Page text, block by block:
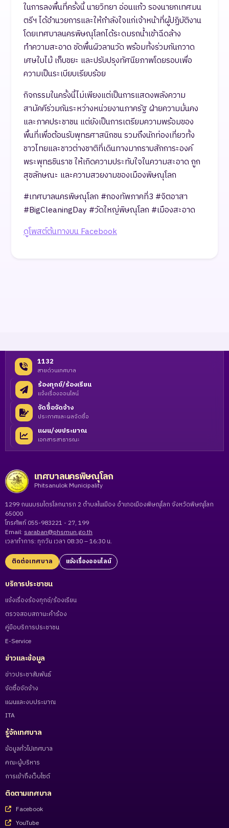
ในการลงพื้นที่ครั้งนี้ นายวิทยา อ่อนแก้ว รองนายกเทศมน
ตรีฯ ได้อำนวยการและให้กำลังใจแก่เจ้าหน้าที่ผู้ปฏิบัติงาน
โดยเทศบาลนครพิษณุโลกได้ระดมรถน้ำเข้าฉีดล้าง
ทำความสะอาด ขัดพื้นผิวลานวัด พร้อมทั้งร่วมกันกวาด
เศษใบไม้ เก็บขยะ และปรับปรุงทัศนียภาพโดยรอบเพื่อ
ความเป็นระเบียบเรียบร้อย
กิจกรรมในครั้งนี้ไม่เพียงแต่เป็นการแสดงพลังความ
สามัคคีร่วมกันระหว่างหน่วยงานภาครัฐ ฝ่ายความมั่นคง
และภาคประชาชน แต่ยังเป็นการเตรียมความพร้อมของ
พื้นที่เพื่อต้อนรับพุทธศาสนิกชน รวมถึงนักท่องเที่ยวทั้ง
ชาวไทยและชาวต่างชาติที่เดินทางมากราบสักการะองค์
พระพุทธชินราช ให้เกิดความประทับใจในความสะอาด ถูก
สุขลักษณะ และความสวยงามของเมืองพิษณุโลก
#เทศบาลนครพิษณุโลก #กองทัพภาคที่3 #จิตอาสา
#BigCleaningDay #วัดใหญ่พิษณุโลก #เมืองสะอาด
ดูโพสต์ต้นทางบน Facebook
1132
สายด่วนเทศบาล
ร้องทุกข์/ร้องเรียน
แจ้งเรื่องออนไลน์
จัดซื้อจัดจ้าง
ประกาศและผลจัดซื้อ
แผน/งบประมาณ
เอกสารสาธารณะ
เทศบาลนครพิษณุโลก
Phitsanulok Municipality
1299 ถนนบรมไตรโลกนารถ 2 ตำบลในเมือง อำเภอเมืองพิษณุโลก จังหวัดพิษณุโลก
65000
โทรศัพท์ 055-983221 - 27, 199
Email: saraban@phsmun.go.th
เวลาทำการ: ทุกวัน เวลา 08:30 – 16:30 น.
ติดต่อเทศบาล แจ้งเรื่องออนไลน์
บริการประชาชน
แจ้งเรื่องร้องทุกข์/ร้องเรียน
ตรวจสอบสถานะคำร้อง
คู่มือบริการประชาชน
E-Service
ข่าวและข้อมูล
ข่าวประชาสัมพันธ์
จัดซื้อจัดจ้าง
แผนและงบประมาณ
ITA
รู้จักเทศบาล
ข้อมูลทั่วไปเทศบาล
คณะผู้บริหาร
การเข้าถึงเว็บไซต์
ติดตามเทศบาล
Facebook
YouTube